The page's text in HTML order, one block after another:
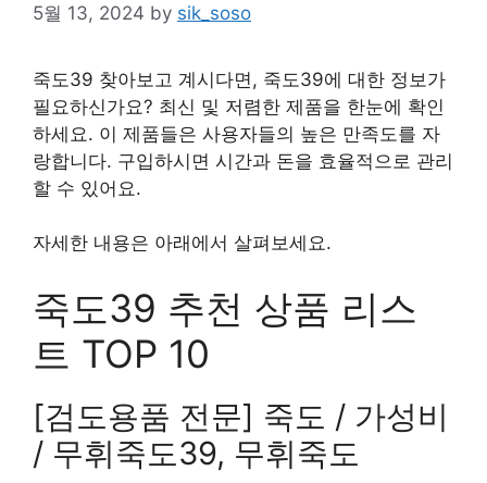
5월 13, 2024 by sik_soso
죽도39 찾아보고 계시다면, 죽도39에 대한 정보가
필요하신가요? 최신 및 저렴한 제품을 한눈에 확인
하세요. 이 제품들은 사용자들의 높은 만족도를 자
랑합니다. 구입하시면 시간과 돈을 효율적으로 관리
할 수 있어요.
자세한 내용은 아래에서 살펴보세요.
죽도39 추천 상품 리스
트 TOP 10
[검도용품 전문] 죽도 / 가성비
/ 무휘죽도39, 무휘죽도